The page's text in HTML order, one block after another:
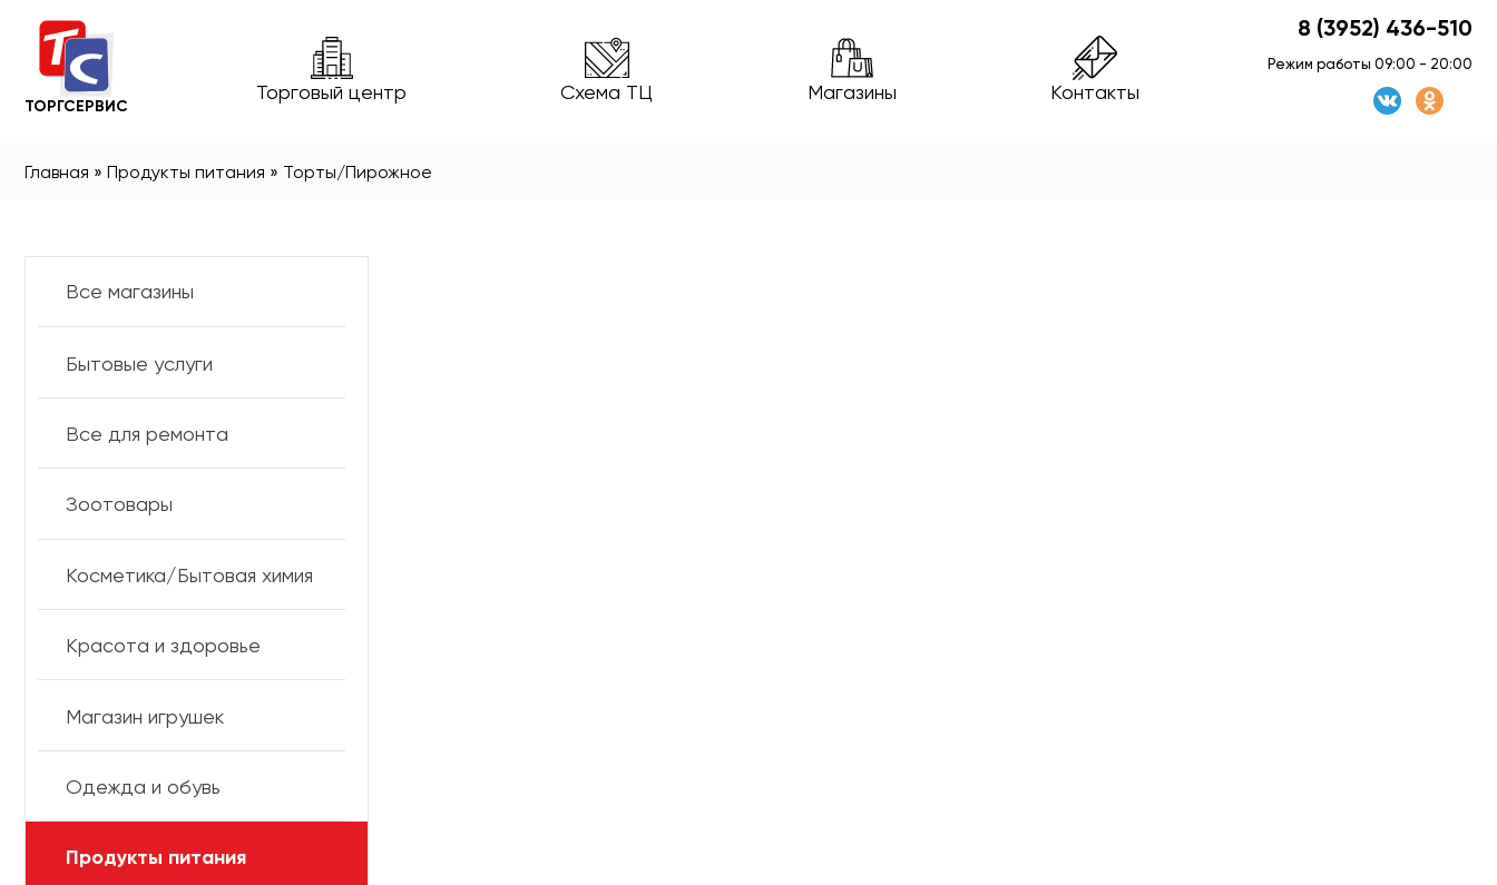
ТОРГСЕРВИС
Торговый центр Схема ТЦ Магазины Контакты
8 (3952) 436-510
Режим работы 09:00 - 20:00
Главная » Продукты питания » Торты/Пирожное
Все магазины
Бытовые услуги
Все для ремонта
Зоотовары
Косметика/Бытовая химия
Красота и здоровье
Магазин игрушек
Одежда и обувь
Продукты питания